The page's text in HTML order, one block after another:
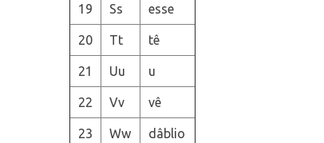
19 Ss esse
20 Tt tê
21 Uu u
22 Vv vê
23 Ww dâblio